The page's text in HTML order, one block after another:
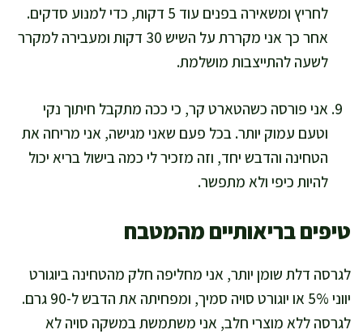
לחריץ ומשאירה בפנים עוד 5 דקות, כדי למנוע סדקים.
אחר כך אני מקררת על השיש 30 דקות ומעבירה למקרר
לשעה להתייצבות מושלמת.
אני פורסה כשהטארט קר, כי ככה מתקבל חיתוך נקי
וטעם עמוק יותר. בכל פעם שאני מגישה, אני מריחה את
הטחינה והדבש יחד, וזה מזכיר לי כמה בישול בריא יכול
להיות כיפי ולא מתפשר.
טיפים בריאותיים מהמטבח
לגרסה דלת שומן יותר, אני מחליפה חלק מהטחינה ביוגורט
יווני 5% או יוגורט סויה סמיך, ומפחיתה את הדבש ל-90 גרם.
לגרסה ללא מוצרי חלב, אני משתמשת במשקה סויה לא